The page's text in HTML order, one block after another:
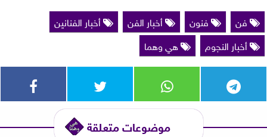
فن
فنون أخبار الفن
أخبار الفنانين
أخبار النجوم
هي وهما
موضوعات متعلقة